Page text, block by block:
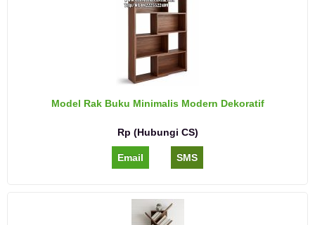
Model Rak Buku Minimalis Modern Dekoratif
Rp (Hubungi CS)
Email SMS